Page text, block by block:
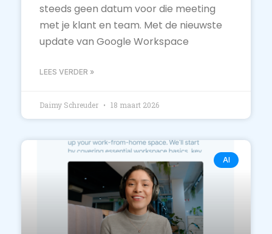
steeds geen datum voor die meeting
met je klant en team. Met de nieuwste
update van Google Workspace
LEES VERDER »
Daimy Schreuder 18 maart 2026
AI